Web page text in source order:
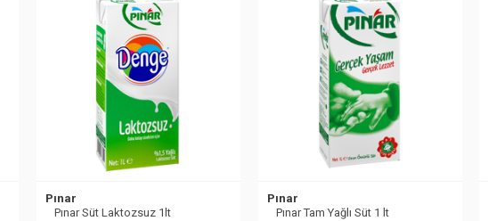
Pınar
Pınar Süt Laktozsuz 1lt
Pınar
Pınar Tam Yağlı Süt 1 lt